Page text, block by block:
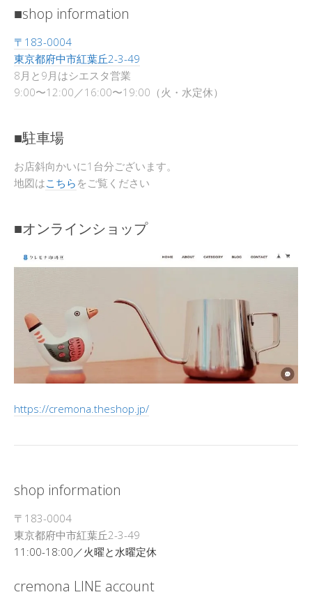
■shop information
〒183-0004
東京都府中市紅葉丘2-3-49
8月と9月はシエスタ営業
9:00〜12:00／16:00〜19:00（火・水定休）
■駐車場
お店斜向かいに1台分ございます。
地図はこちら をご覧ください
■オンラインショップ
https://cremona.theshop.jp/
shop information
〒183-0004
東京都府中市紅葉丘2-3-49
11:00-18:00／火曜と水曜定休
cremona LINE account